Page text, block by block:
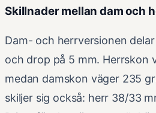
Skillnader mellan dam och
Dam- och herrversionen
och drop på 5 mm. Herrskon
medan damskon väger 235
skiljer sig också: herr 38/33